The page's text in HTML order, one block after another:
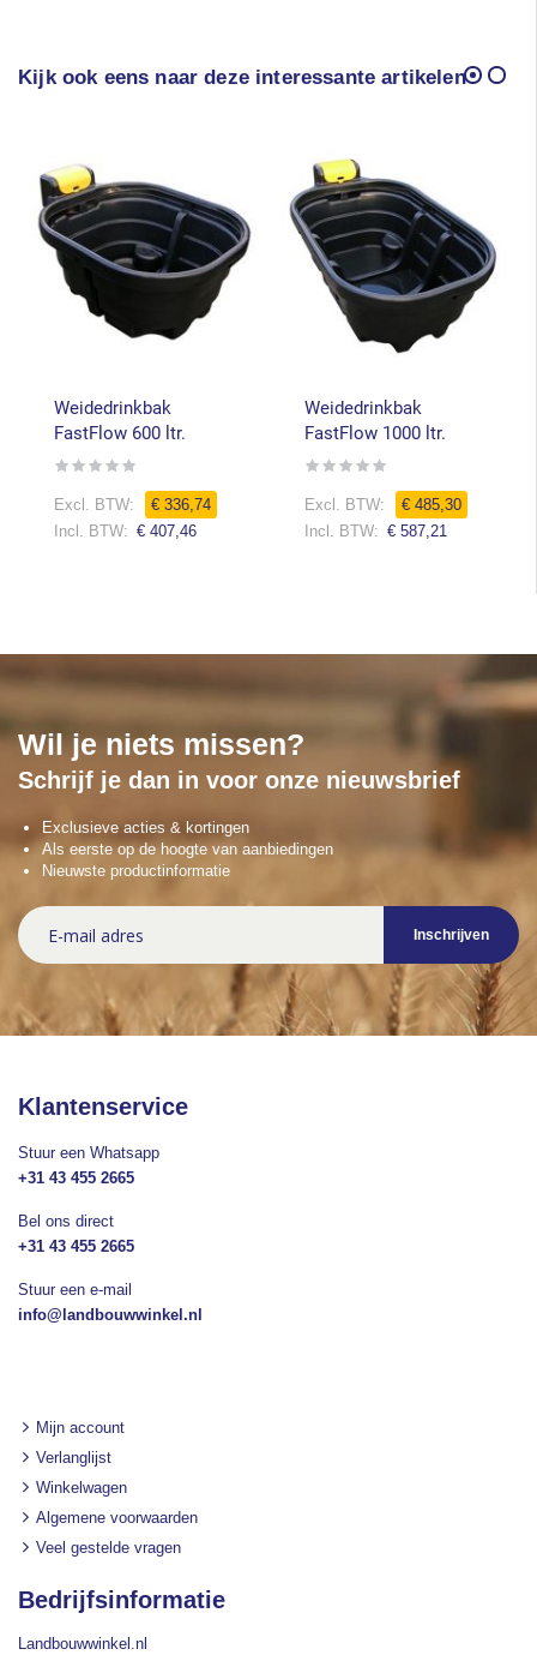
Kijk ook eens naar deze interessante artikelen
Weidedrinkbak
FastFlow 600 ltr.
Rating:
€ 336,74
€ 407,46
Weidedrinkbak
FastFlow 1000 ltr.
Rating:
€ 485,30
€ 587,21
Wil je niets missen?
Schrijf je dan in voor onze nieuwsbrief
Exclusieve acties & kortingen
Als eerste op de hoogte van aanbiedingen
Nieuwste productinformatie
Abonneer
u
op
Inschrijven
Klantenservice
Stuur een Whatsapp
+31 43 455 2665
Bel ons direct
+31 43 455 2665
Stuur een e-mail
info@landbouwwinkel.nl
Mijn account
Verlanglijst
Winkelwagen
Algemene voorwaarden
Veel gestelde vragen
Bedrijfsinformatie
Landbouwwinkel.nl